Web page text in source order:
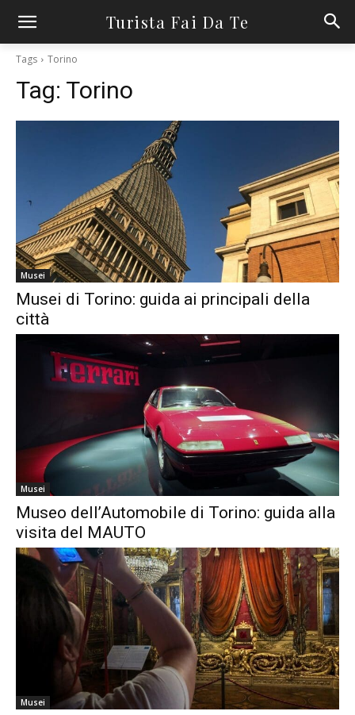
Turista Fai Da Te
Tags Torino
Tag: Torino
Musei
Musei di Torino: guida ai principali della
città
Musei
Museo dell’Automobile di Torino: guida alla
visita del MAUTO
Musei